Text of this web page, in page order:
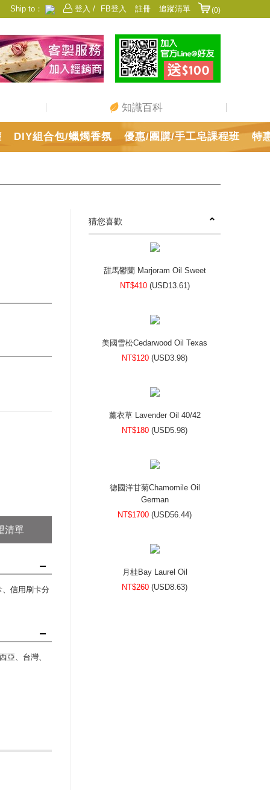
登入 / FB登入 註冊 追蹤清單
Ship to：
香港 日本 中國
澳門 美國 新加坡
DIY組合包/蠟燭香氛 優惠/團購/手工皂課程班 特
(0)
知識百科
清單
信用刷卡分
亞、台灣、
猜您喜歡
甜馬鬱蘭 Marjoram Oil Sweet
NT$410 (USD13.61)
美國雪松Cedarwood Oil Texas
NT$120 (USD3.98)
薰衣草 Lavender Oil 40/42
NT$180 (USD5.98)
德國洋甘菊Chamomile Oil
German
NT$1700 (USD56.44)
月桂Bay Laurel Oil
NT$260 (USD8.63)